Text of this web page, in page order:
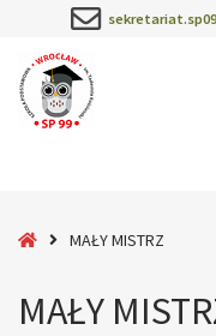
MISTRZ
HomeMAŁY MISTRZ
MAŁY